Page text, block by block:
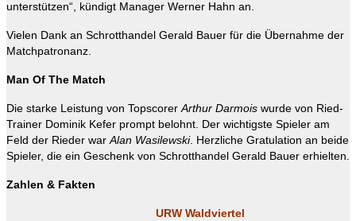
unterstützen“, kündigt Manager Werner Hahn an.
Vielen Dank an Schrotthandel Gerald Bauer für die Übernahme der
Matchpatronanz.
Man Of The Match
Die starke Leistung von Topscorer Arthur Darmois wurde von Ried-
Trainer Dominik Kefer prompt belohnt. Der wichtigste Spieler am
Feld der Rieder war Alan Wasilewski. Herzliche Gratulation an beide
Spieler, die ein Geschenk von Schrotthandel Gerald Bauer erhielten.
Zahlen & Fakten
URW Waldviertel